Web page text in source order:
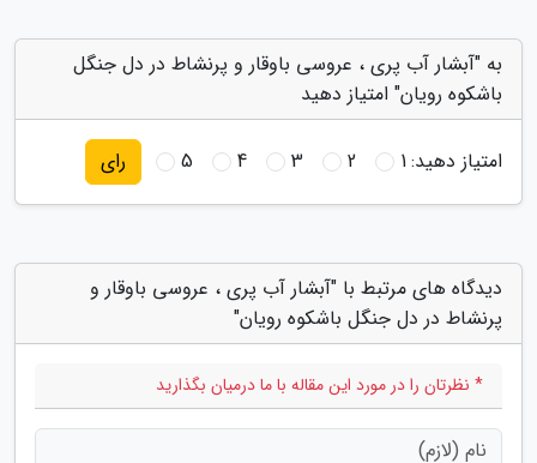
به "آبشار آب پری ، عروسی باوقار و پرنشاط در دل جنگل
باشکوه رویان" امتیاز دهید
امتیاز دهید:1
2
3
4
5 رای
دیدگاه های مرتبط با "آبشار آب پری ، عروسی باوقار و
پرنشاط در دل جنگل باشکوه رویان"
* نظرتان را در مورد این مقاله با ما درمیان بگذارید